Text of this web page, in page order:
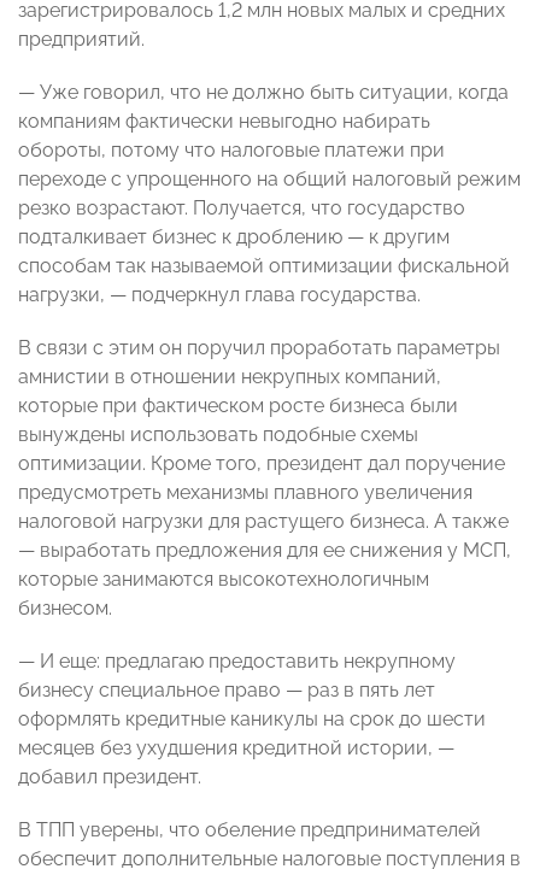
зарегистрировалось 1,2 млн новых малых и средних
предприятий.
— Уже говорил, что не должно быть ситуации, когда
компаниям фактически невыгодно набирать
обороты, потому что налоговые платежи при
переходе с упрощенного на общий налоговый режим
резко возрастают. Получается, что государство
подталкивает бизнес к дроблению — к другим
способам так называемой оптимизации фискальной
нагрузки, — подчеркнул глава государства.
В связи с этим он поручил проработать параметры
амнистии в отношении некрупных компаний,
которые при фактическом росте бизнеса были
вынуждены использовать подобные схемы
оптимизации. Кроме того, президент дал поручение
предусмотреть механизмы плавного увеличения
налоговой нагрузки для растущего бизнеса. А также
— выработать предложения для ее снижения у МСП,
которые занимаются высокотехнологичным
бизнесом.
— И еще: предлагаю предоставить некрупному
бизнесу специальное право — раз в пять лет
оформлять кредитные каникулы на срок до шести
месяцев без ухудшения кредитной истории, —
добавил президент.
В ТПП уверены, что обеление предпринимателей
обеспечит дополнительные налоговые поступления в